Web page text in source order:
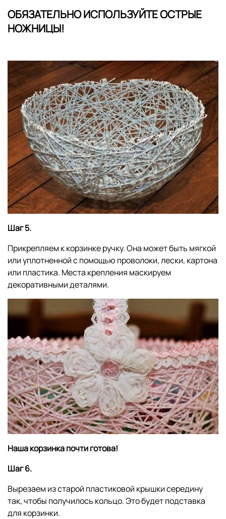
ОБЯЗАТЕЛЬНО ИСПОЛЬЗУЙТЕ ОСТРЫЕ
НОЖНИЦЫ!
Шаг 5.
Прикрепляем к корзинке ручку. Она может быть мягкой
или уплотненной с помощью проволоки, лески, картона
или пластика. Места крепления маскируем
декоративными деталями.
Наша корзинка почти готова!
Шаг 6.
Вырезаем из старой пластиковой крышки середину
так, чтобы получилось кольцо. Это будет подставка
для корзинки.